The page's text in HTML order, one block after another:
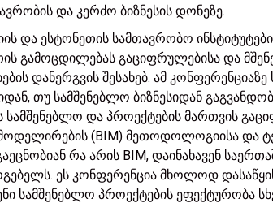
და კერძო ბიზნესის დონეზე.
და ესტონეთის სამთავრობო
გამოცდილებას გაციფრულებისა და
დანერგვის შესახებ. ამ კონფერენციაზე
თუ სამშენებლო ბიზნესიდან
სამშენებლო და პროექტების მართვის
(BIM) მეთოდოლოგიისა და
რა არის BIM, დაინახავენ
ეს კონფერენცია მხოლოდ
სამშენებლო პროექტების ეფექტურობა